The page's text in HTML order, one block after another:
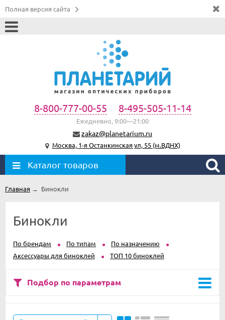
Полная версия сайта
8-800-777-00-55 8-495-505-11-14
Ежедневно, 9:00—21:00
zakaz@planetarium.ru
Москва, 1-я Останкинская ул, 55 (м.ВДНХ)
Каталог товаров
Главная → Бинокли
Бинокли
По брендам По типам
По назначению
Аксессуары для биноклей
ТОП 10 биноклей
Подбор по параметрам